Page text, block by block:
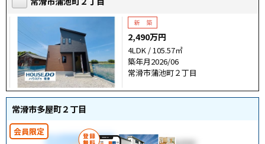
2,490万円
4LDK / 105.57㎡
築年月2026/06
常滑市蒲池町２丁目
常滑市多屋町２丁目